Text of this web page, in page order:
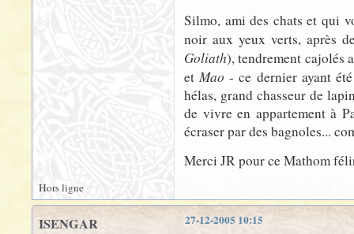
Silmo, ami des chats et qui
noir aux yeux verts, après
Goliath), tendrement cajolés
etMao - ce dernier ayant
hélas, grand chasseur de
de vivre en appartement à
écraser par des bagnoles...
Merci JR pour ce Mathom
Hors ligne
27-12-2005 10:15
ISENGAR